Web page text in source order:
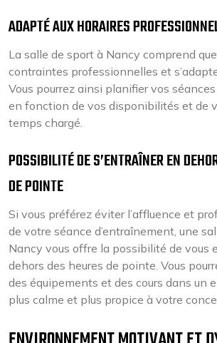
ADAPTÉ AUX HORAIRES
La salle de sport à Nancy comprend
contraintes professionnelles et
Vous pourrez ainsi planifier vos
en fonction de vos disponibilités et de
temps chargé.
POSSIBILITÉ DE S’ENTRAÎNER EN
DE POINTE
Si vous préférez éviter l’affluence et
de votre séance d’entraînement, une
Nancy vous offre la possibilité de vous
dehors des heures de pointe. Vous
des équipements et des cours dans un
plus calme et plus propice à votre